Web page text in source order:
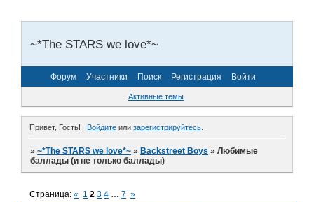
~*The STARS we love*~
Форум Участники Поиск Регистрация Войти
Активные темы
Привет, Гость! Войдитеили зарегистрируйтесь.
»~*The STARS we love*~ »Backstreet Boys »Любимые
баллады (и не только баллады)
Страница:« 1 2 3 4 … 7 »